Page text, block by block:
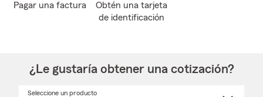
Pagar una factura
Obtén una tarjeta
de identificación
¿Le gustaría obtener una cotización?
Seleccione un producto